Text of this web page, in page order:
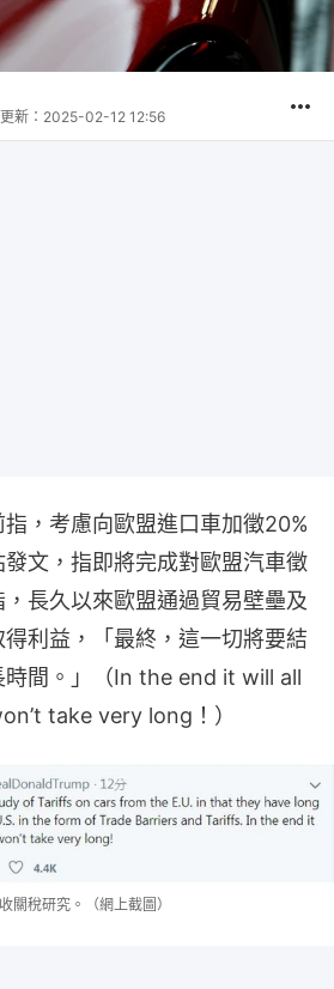
更新： 2025-02-12 12:56
，考慮向歐盟進口車加徵20%
文，指即將完成對歐盟汽車徵
長久以來歐盟通過貿易壁壘及
利益，「最終，這一切將要結
時間。」（In the end it will all
take very long！）
關稅研究。（網上截圖）